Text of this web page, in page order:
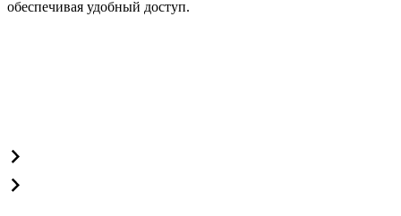
обеспечивая удобный доступ.